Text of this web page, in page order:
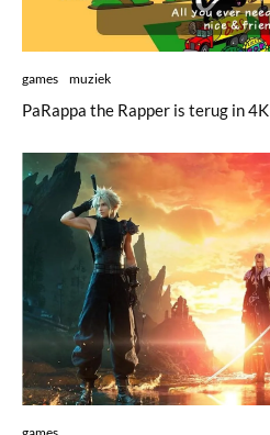
games muziek
PaRappa the Rapper is terug in 4K